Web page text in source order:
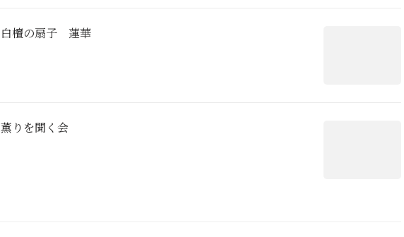
白檀の扇子 蓮華
薫りを聞く会